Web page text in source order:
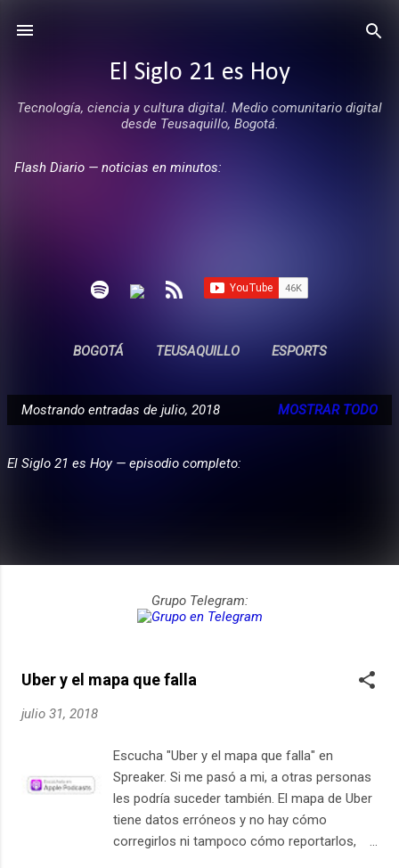
El Siglo 21 es Hoy
Tecnología, ciencia y cultura digital. Medio comunitario digital
desde Teusaquillo, Bogotá.
Flash Diario — noticias en minutos:
BOGOTÁ TEUSAQUILLO ESPORTS
PARTICIPA
E
t
a
Mostrando entradas de julio, 2018 MOSTRAR TODO
El Siglo 21 es Hoy — episodio completo:
Grupo Telegram:
Uber y el mapa que falla
julio 31, 2018
Escucha "Uber y el mapa que falla" en
Spreaker. Si me pasó a mi, a otras personas
les podría suceder también. El mapa de Uber
tiene datos erróneos y no hay cómo
corregirlos ni tampoco cómo reportarlos,